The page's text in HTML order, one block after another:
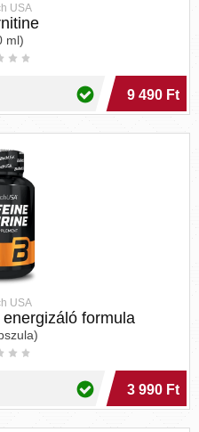
USA
ml)
9 490 Ft
USA
formula
3 990 Ft